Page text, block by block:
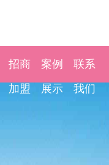
招商
加盟
案例
展示
联系
我们